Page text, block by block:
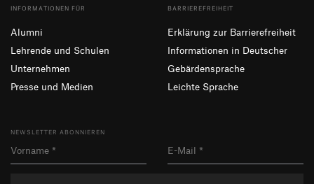
INFORMATIONEN FÜR
Alumni
Lehrende und Schulen
Unternehmen
Presse und Medien
BARRIEREFREIHEIT
Erklärung zur Barrierefreiheit
Informationen in Deutscher
Gebärdensprache
Leichte Sprache
NEWSLETTER ABONNIEREN